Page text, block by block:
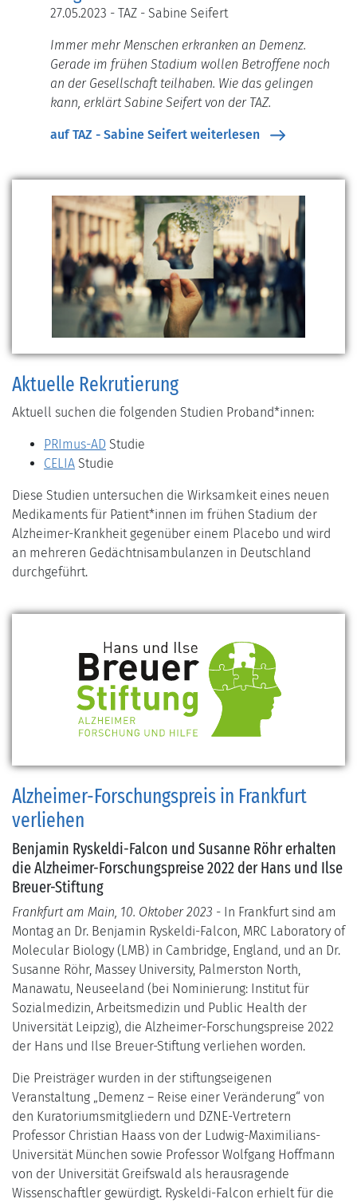
27.05.2023 - TAZ - Sabine Seifert
Immer mehr Menschen erkranken an Demenz.
Gerade im frühen Stadium wollen Betroffene noch
an der Gesellschaft teilhaben. Wie das gelingen
kann, erklärt Sabine Seifert von der TAZ.
auf TAZ - Sabine Seifert weiterlesen
Aktuelle Rekrutierung
Aktuell suchen die folgenden Studien Proband*innen:
PRImus-AD Studie
CELIA Studie
Diese Studien untersuchen die Wirksamkeit eines neuen
Medikaments für Patient*innen im frühen Stadium der
Alzheimer-Krankheit gegenüber einem Placebo und wird
an mehreren Gedächtnisambulanzen in Deutschland
durchgeführt.
Alzheimer-Forschungspreis in Frankfurt
verliehen
Benjamin Ryskeldi-Falcon und Susanne Röhr erhalten
die Alzheimer-Forschungspreise 2022 der Hans und Ilse
Breuer-Stiftung
Frankfurt am Main, 10. Oktober 2023 - In Frankfurt sind am
Montag an Dr. Benjamin Ryskeldi-Falcon, MRC Laboratory of
Molecular Biology (LMB) in Cambridge, England, und an Dr.
Susanne Röhr, Massey University, Palmerston North,
Manawatu, Neuseeland (bei Nominierung: Institut für
Sozialmedizin, Arbeitsmedizin und Public Health der
Universität Leipzig), die Alzheimer-Forschungspreise 2022
der Hans und Ilse Breuer-Stiftung verliehen worden.
Die Preisträger wurden in der stiftungseigenen
Veranstaltung „Demenz – Reise einer Veränderung“ von
den Kuratoriumsmitgliedern und DZNE-Vertretern
Professor Christian Haass von der Ludwig-Maximilians-
Universität München sowie Professor Wolfgang Hoffmann
von der Universität Greifswald als herausragende
Wissenschaftler gewürdigt. Ryskeldi-Falcon erhielt für die